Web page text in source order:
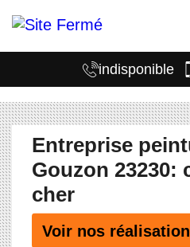
indisponible
Entreprise
Gouzon 23230:
cher
Voir nos